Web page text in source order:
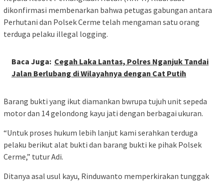
dikonfirmasi membenarkan bahwa petugas gabungan antara
Perhutani dan Polsek Cerme telah mengaman satu orang
terduga pelaku illegal logging.
Baca Juga: Cegah Laka Lantas, Polres Nganjuk Tandai
Jalan Berlubang di Wilayahnya dengan Cat Putih
Barang bukti yang ikut diamankan bwrupa tujuh unit sepeda
motor dan 14 gelondong kayu jati dengan berbagai ukuran.
“Untuk proses hukum lebih lanjut kami serahkan terduga
pelaku berikut alat bukti dan barang bukti ke pihak Polsek
Cerme,” tutur Adi.
Ditanya asal usul kayu, Rinduwanto memperkirakan tunggak